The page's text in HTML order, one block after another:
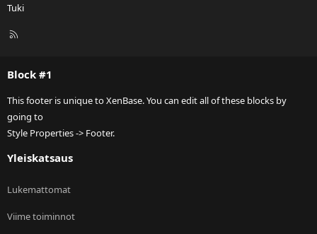
Tuki
R
Block #1
This footer is unique to XenBase. You can edit all of these blocks by
going to
Style Properties -> Footer.
Yleiskatsaus
Lukemattomat
Viime toiminnot